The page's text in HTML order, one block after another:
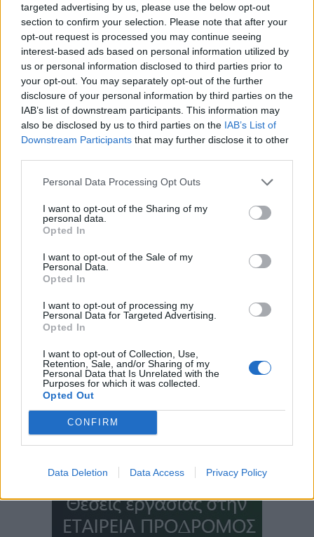
targeted advertising by us, please use the below opt-out
section to confirm your selection. Please note that after your
opt-out request is processed you may continue seeing
interest-based ads based on personal information utilized by
us or personal information disclosed to third parties prior to
your opt-out. You may separately opt-out of the further
disclosure of your personal information by third parties on the
IAB’s list of downstream participants. This information may
also be disclosed by us to third parties on the IAB’s List of
Downstream Participants that may further disclose it to other
Personal Data Processing Opt Outs
I want to opt-out of the Sharing of my
personal data.
Opted In
I want to opt-out of the Sale of my
Personal Data.
Opted In
I want to opt-out of processing my
Personal Data for Targeted Advertising.
Opted In
I want to opt-out of Collection, Use,
Retention, Sale, and/or Sharing of my
Personal Data that Is Unrelated with the
Purposes for which it was collected.
Opted Out
CONFIRM
Data Deletion Data Access Privacy Policy